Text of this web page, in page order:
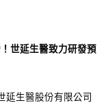
世延生醫致力研發預
延生醫股份有限公司